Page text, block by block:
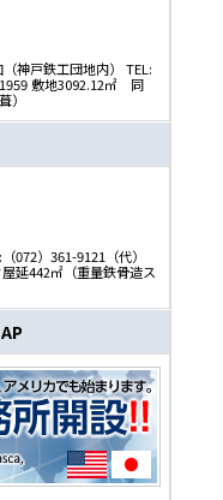
神戸鉄工団地内） TEL:
1959 敷地3092.12㎡ 同
）
072）361-9121（代）
延442㎡（重量鉄骨造ス